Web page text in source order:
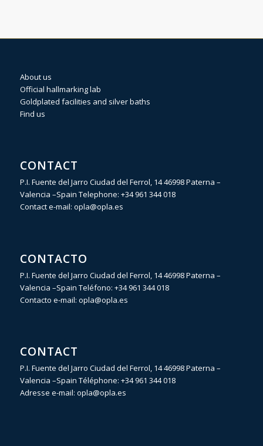
About us
Official hallmarking lab
Goldplated facilities and silver baths
Find us
CONTACT
P.I. Fuente del Jarro Ciudad del Ferrol, 14 46998 Paterna –
Valencia –Spain Telephone: +34 961 344 018
Contact e-mail: opla@opla.es
CONTACTO
P.I. Fuente del Jarro Ciudad del Ferrol, 14 46998 Paterna –
Valencia –Spain Teléfono: +34 961 344 018
Contacto e-mail: opla@opla.es
CONTACT
P.I. Fuente del Jarro Ciudad del Ferrol, 14 46998 Paterna –
Valencia –Spain Téléphone: +34 961 344 018
Adresse e-mail: opla@opla.es